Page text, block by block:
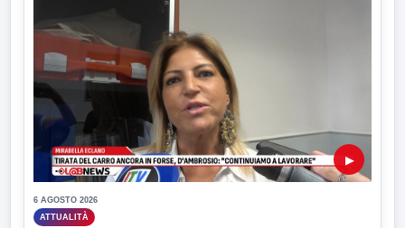
▶
6 AGOSTO 2026
ATTUALITÀ